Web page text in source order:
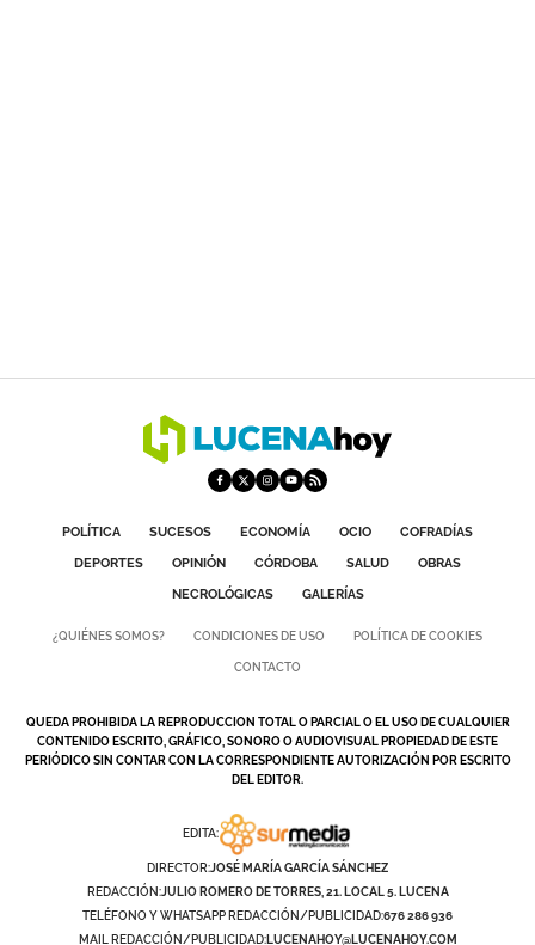
POLÍTICA SUCESOS ECONOMÍA OCIO
COFRADÍAS
DEPORTES
OPINIÓN CÓRDOBA SALUD
OBRAS
NECROLÓGICAS
GALERÍAS
¿QUIÉNES SOMOS? CONDICIONES DE USO POLÍTICA DE COOKIES
CONTACTO
QUEDA PROHIBIDA LA REPRODUCCION TOTAL O PARCIAL O EL USO DE CUALQUIER
CONTENIDO ESCRITO, GRÁFICO, SONORO O AUDIOVISUAL PROPIEDAD DE ESTE
PERIÓDICO SIN CONTAR CON LA CORRESPONDIENTE AUTORIZACIÓN POR ESCRITO
DEL EDITOR.
EDITA:
DIRECTOR:JOSÉ MARÍA GARCÍA SÁNCHEZ
REDACCIÓN:JULIO ROMERO DE TORRES, 21. LOCAL 5. LUCENA
TELÉFONO Y WHATSAPP REDACCIÓN/PUBLICIDAD:676 286 936
MAIL REDACCIÓN/PUBLICIDAD:LUCENAHOY@LUCENAHOY.COM